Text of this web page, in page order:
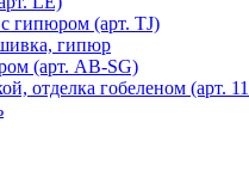
гипюром (арт. TJ)
гипюр
(арт. AB-SG)
отделка гобеленом (арт.